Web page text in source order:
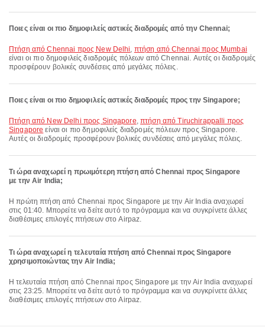
Ποιες είναι οι πιο δημοφιλείς αστικές διαδρομές από την Chennai;
πτήση από Chennai προς New Delhi, πτήση από Chennai προς Mumbai
είναι οι πιο δημοφιλείς διαδρομές πόλεων από Chennai. Αυτές οι διαδρομές
προσφέρουν βολικές συνδέσεις από μεγάλες πόλεις.
Ποιες είναι οι πιο δημοφιλείς αστικές διαδρομές προς την Singapore;
πτήση από New Delhi προς Singapore,πτήση από Tiruchirappalli προς
Singapore είναι οι πιο δημοφιλείς διαδρομές πόλεων προς Singapore.
Αυτές οι διαδρομές προσφέρουν βολικές συνδέσεις από μεγάλες πόλεις.
Τι ώρα αναχωρεί η πρωιμότερη πτήση από Chennai προς Singapore
με την Air India;
Η πρώτη πτήση από Chennai προς Singapore με την Air India αναχωρεί
στις 01:40. Μπορείτε να δείτε αυτό το πρόγραμμα και να συγκρίνετε άλλες
διαθέσιμες επιλογές πτήσεων στο Airpaz.
Τι ώρα αναχωρεί η τελευταία πτήση από Chennai προς Singapore
χρησιμοποιώντας την Air India;
Η τελευταία πτήση από Chennai προς Singapore με την Air India αναχωρεί
στις 23:25. Μπορείτε να δείτε αυτό το πρόγραμμα και να συγκρίνετε άλλες
διαθέσιμες επιλογές πτήσεων στο Airpaz.